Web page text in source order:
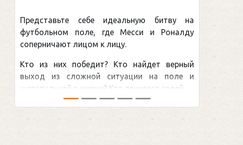
Представьте себе идеальную битву на
футбольном поле, где Месси и Роналду
соперничают лицом к лицу.
Кто из них победит? Кто найдет верный
выход из сложной ситуации на поле и
щепетильной в жизни? Кто принесет своей ...